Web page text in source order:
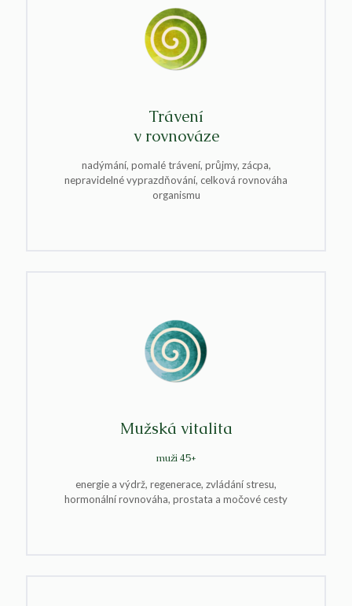
Trávení
v rovnováze
nadýmání, pomalé trávení, průjmy, zácpa,
nepravidelné vyprazdňování, celková rovnováha
organismu
Mužská vitalita
muži 45+
energie a výdrž, regenerace, zvládání stresu,
hormonální rovnováha, prostata a močové cesty